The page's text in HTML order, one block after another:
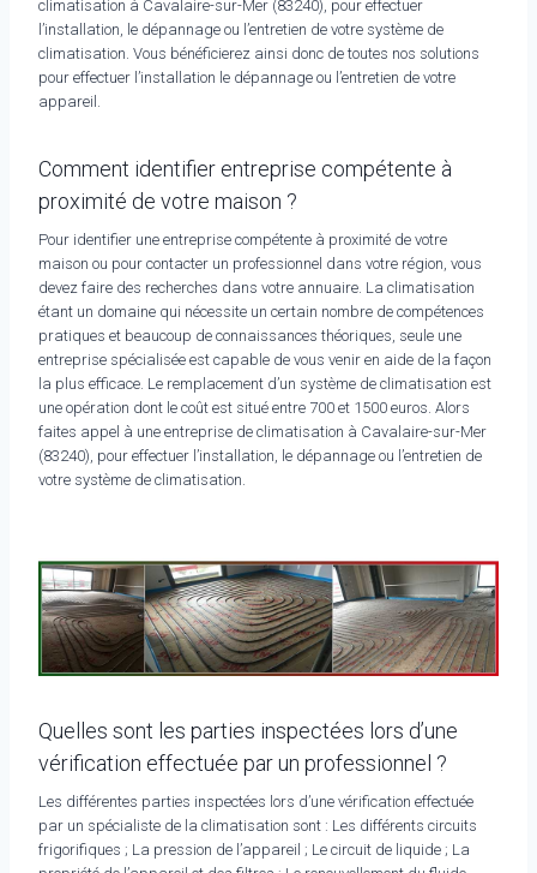
climatisation à Cavalaire-sur-Mer (83240), pour effectuer
l’installation, le dépannage ou l’entretien de votre système de
climatisation. Vous bénéficierez ainsi donc de toutes nos solutions
pour effectuer l’installation le dépannage ou l’entretien de votre
appareil.
Comment identifier entreprise compétente à
proximité de votre maison ?
Pour identifier une entreprise compétente à proximité de votre
maison ou pour contacter un professionnel dans votre région, vous
devez faire des recherches dans votre annuaire. La climatisation
étant un domaine qui nécessite un certain nombre de compétences
pratiques et beaucoup de connaissances théoriques, seule une
entreprise spécialisée est capable de vous venir en aide de la façon
la plus efficace. Le remplacement d’un système de climatisation est
une opération dont le coût est situé entre 700 et 1500 euros. Alors
faites appel à une entreprise de climatisation à Cavalaire-sur-Mer
(83240), pour effectuer l’installation, le dépannage ou l’entretien de
votre système de climatisation.
Quelles sont les parties inspectées lors d’une
vérification effectuée par un professionnel ?
Les différentes parties inspectées lors d’une vérification effectuée
par un spécialiste de la climatisation sont : Les différents circuits
frigorifiques ; La pression de l’appareil ; Le circuit de liquide ; La